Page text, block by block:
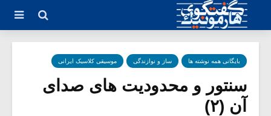
بایگانی همه نوشته ها ساز و نوازندگی موسیقی کلاسیک ایرانی
سنتور و محدودیت‌ های صدای
آن (۲)